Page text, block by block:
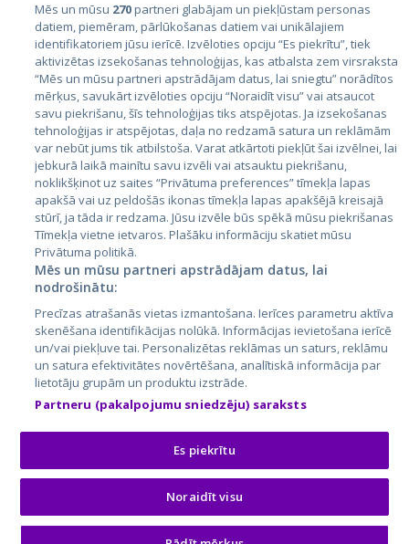
Igaunija
Latvija
Lietuva
City24.lv
City24.ee
GetaPro.ee
Skelbiu.lt
Autoplius.lt
Aruodas.lt
Kainos.lt
auto24.ee
KV.ee
Osta.ee
KuldneBörs.ee
© 2026 GetaPro. Visas tiesības aizsargātas.
Mēs un mūsu 270partneri glabājam un piekļūstam personas
datiem, piemēram, pārlūkošanas datiem vai unikālajiem
identifikatoriem jūsu ierīcē. Izvēloties opciju “Es piekrītu”, tiek
aktivizētas izsekošanas tehnoloģijas, kas atbalsta zem virsraksta
“Mēs un mūsu partneri apstrādājam datus, lai sniegtu” norādītos
mērķus, savukārt izvēloties opciju “Noraidīt visu” vai atsaucot
savu piekrišanu, šīs tehnoloģijas tiks atspējotas. Ja izsekošanas
tehnoloģijas ir atspējotas, daļa no redzamā satura un reklāmām
var nebūt jums tik atbilstoša. Varat atkārtoti piekļūt šai izvēlnei, lai
jebkurā laikā mainītu savu izvēli vai atsauktu piekrišanu,
noklikšķinot uz saites “Privātuma preferences” tīmekļa lapas
apakšā vai uz peldošās ikonas tīmekļa lapas apakšējā kreisajā
stūrī, ja tāda ir redzama. Jūsu izvēle būs spēkā mūsu piekrišanas
Tīmekļa vietne ietvaros. Plašāku informāciju skatiet mūsu
Privātuma politikā.
Mēs un mūsu partneri apstrādājam datus, lai
nodrošinātu:
Precīzas atrašanās vietas izmantošana. Ierīces parametru aktīva
skenēšana identifikācijas nolūkā. Informācijas ievietošana ierīcē
un/vai piekļuve tai. Personalizētas reklāmas un saturs, reklāmu
un satura efektivitātes novērtēšana, analītiskā informācija par
lietotāju grupām un produktu izstrāde.
Partneru (pakalpojumu sniedzēju) saraksts
Es piekrītu
Noraidīt visu